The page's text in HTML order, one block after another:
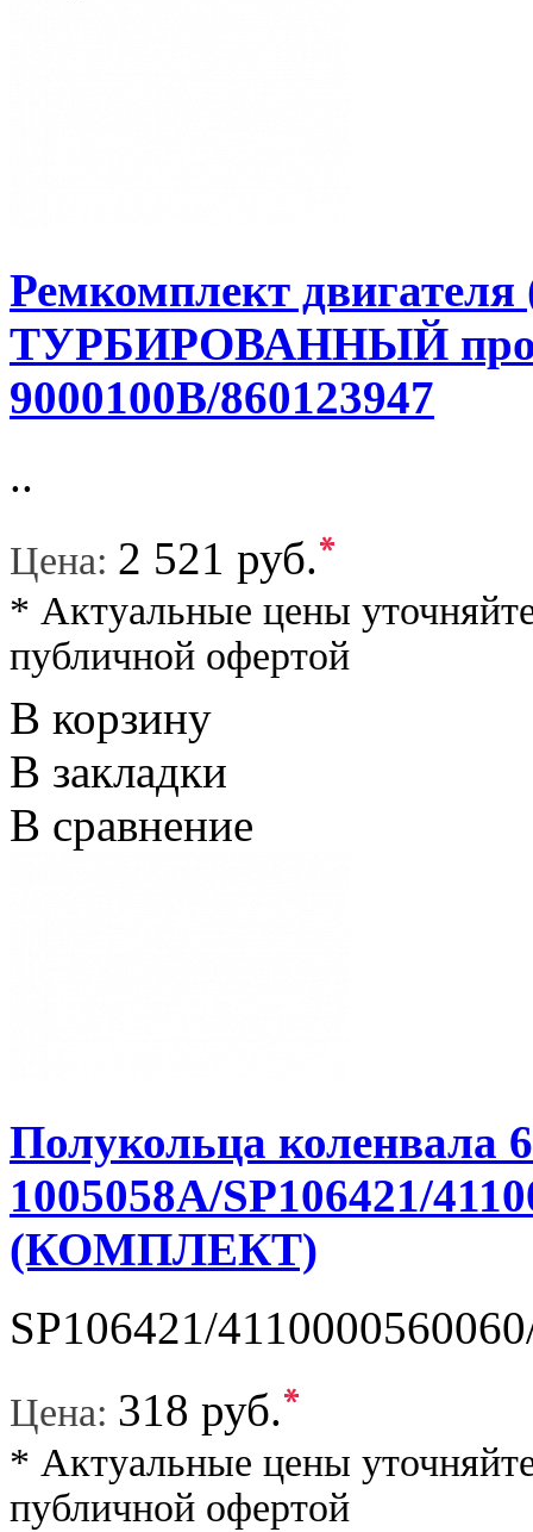
Ремкомплект
ТУРБИРОВАННЫЙ
9000100B/860123947
..
Цена: 2 521 руб.*
* Актуальные цены
публичной офертой
В корзину
В закладки
В сравнение
Полукольца коленвала
1005058A/SP106421/
(КОМПЛЕКТ)
SP106421/
Цена: 318 руб.*
* Актуальные цены
публичной офертой